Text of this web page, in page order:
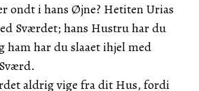
ondt i hans Øjne? Hetiten Urias
Sværdet; hans Hustru har du
ham har du slaaet ihjel med
aldrig vige fra dit Hus, fordi